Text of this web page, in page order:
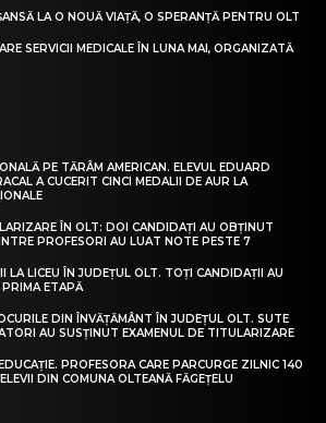
LA O NOUĂ VIAȚĂ, O SPERANȚĂ PENTRU OLT
SERVICII MEDICALE ÎN LUNA MAI, ORGANIZATĂ
PE TĂRÂM AMERICAN. ELEVUL EDUARD
A CUCERIT CINCI MEDALII DE AUR LA
ÎN OLT: DOI CANDIDAȚI AU OBȚINUT
PROFESORI AU LUAT NOTE PESTE 7
LA LICEU ÎN JUDEȚUL OLT. TOȚI CANDIDAȚII AU
ETAPĂ
DIN ÎNVĂȚĂMÂNT ÎN JUDEȚUL OLT. SUTE
AU SUSȚINUT EXAMENUL DE TITULARIZARE
PROFESORA CARE PARCURGE ZILNIC 140
DIN COMUNA OLTEANĂ FĂGEȚELU